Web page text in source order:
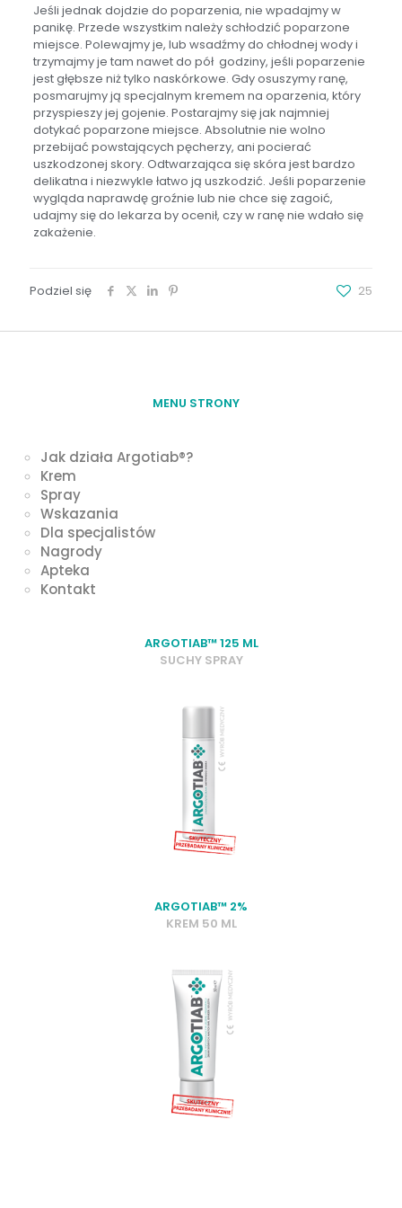
Jeśli jednak dojdzie do poparzenia, nie wpadajmy w
panikę. Przede wszystkim należy schłodzić poparzone
miejsce. Polewajmy je, lub wsadźmy do chłodnej wody i
trzymajmy je tam nawet do pół godziny, jeśli poparzenie
jest głębsze niż tylko naskórkowe. Gdy osuszymy ranę,
posmarujmy ją specjalnym kremem na oparzenia, który
przyspieszy jej gojenie. Postarajmy się jak najmniej
dotykać poparzone miejsce. Absolutnie nie wolno
przebijać powstających pęcherzy, ani pocierać
uszkodzonej skory. Odtwarzająca się skóra jest bardzo
delikatna i niezwykle łatwo ją uszkodzić. Jeśli poparzenie
wygląda naprawdę groźnie lub nie chce się zagoić,
udajmy się do lekarza by ocenił, czy w ranę nie wdało się
zakażenie.
Podziel się 25
MENU STRONY
Jak działa Argotiab®?
Krem
Spray
Wskazania
Dla specjalistów
Nagrody
Apteka
Kontakt
ARGOTIAB™ 125 ML
SUCHY SPRAY
ARGOTIAB™ 2%
KREM 50 ML